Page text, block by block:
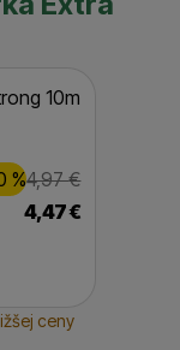
10m
Pôvodná
4,97€
€
%
4,47€
ceny